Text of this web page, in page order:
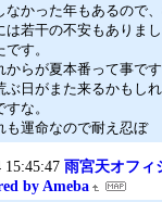
なかった年もあるので
は若干の不安もありま
す。
からが夏本番って事です
ぶ日がまた来るかもし
な。
も運命なので耐え忍ぼ
15:45:47 雨宮天オフィ
by Ameba